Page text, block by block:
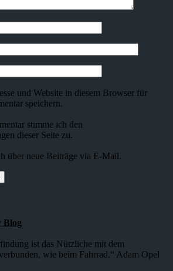
und Website in diesem Browser für
speichern.
stimme ich den
dieser Seite zu.
über neue Beiträge via E-Mail.
Blog
ist das Nützliche mit dem
wie beim Fahrrad.“ Adam Opel